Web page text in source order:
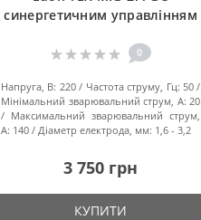
синергетичним управлінням
0
Напруга, В: 220 Частота струму, Гц: 50
Мінімальний зварювальний струм, А: 20
Максимальний зварювальний струм,
А: 140 Діаметр електрода, мм: 1,6 - 3,2
3 750 грн
КУПИТИ